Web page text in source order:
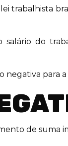
trabalhista
salário do
para a
de suma